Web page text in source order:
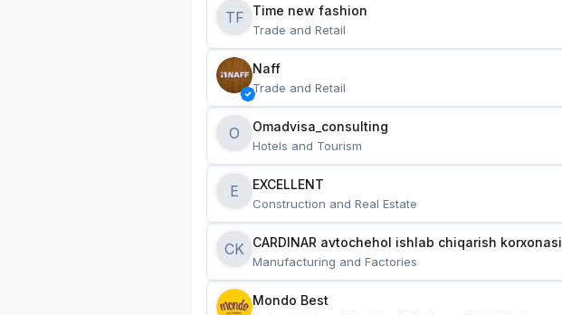
TF Time new fashion
Trade and Retail
Naff
Trade and Retail
O Omadvisa_consulting
Hotels and Tourism
E EXCELLENT
Construction and Real Estate
CK CARDINAR avtochehol ishlab chiqarish korxonasi
Manufacturing and Factories
Mondo Best